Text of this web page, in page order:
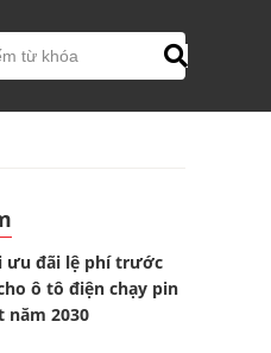
ưu đãi lệ phí trước
ô tô điện chạy pin
năm 2030